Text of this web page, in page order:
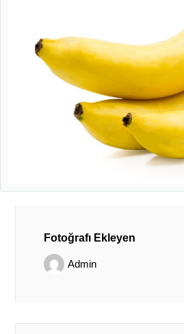
Fotoğrafı Ekleyen
Admin